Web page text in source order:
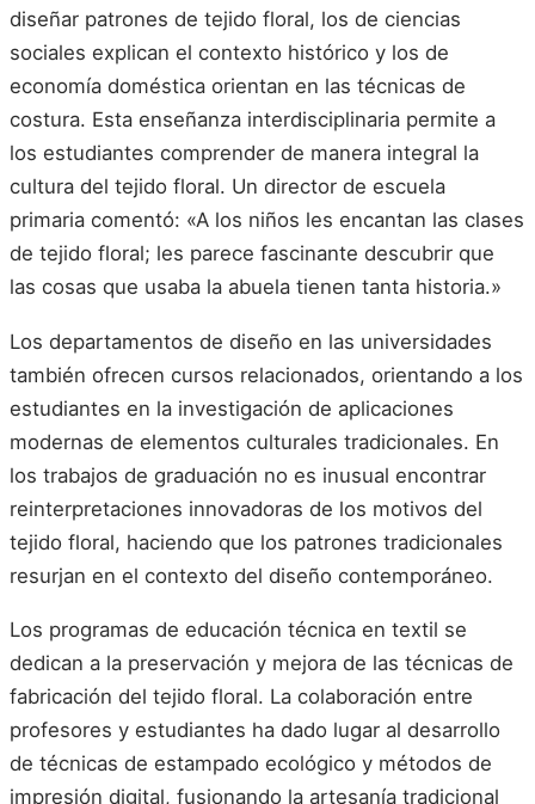
diseñar patrones de tejido floral, los de ciencias
sociales explican el contexto histórico y los de
economía doméstica orientan en las técnicas de
costura. Esta enseñanza interdisciplinaria permite a
los estudiantes comprender de manera integral la
cultura del tejido floral. Un director de escuela
primaria comentó: «A los niños les encantan las clases
de tejido floral; les parece fascinante descubrir que
las cosas que usaba la abuela tienen tanta historia.»
Los departamentos de diseño en las universidades
también ofrecen cursos relacionados, orientando a los
estudiantes en la investigación de aplicaciones
modernas de elementos culturales tradicionales. En
los trabajos de graduación no es inusual encontrar
reinterpretaciones innovadoras de los motivos del
tejido floral, haciendo que los patrones tradicionales
resurjan en el contexto del diseño contemporáneo.
Los programas de educación técnica en textil se
dedican a la preservación y mejora de las técnicas de
fabricación del tejido floral. La colaboración entre
profesores y estudiantes ha dado lugar al desarrollo
de técnicas de estampado ecológico y métodos de
impresión digital, fusionando la artesanía tradicional